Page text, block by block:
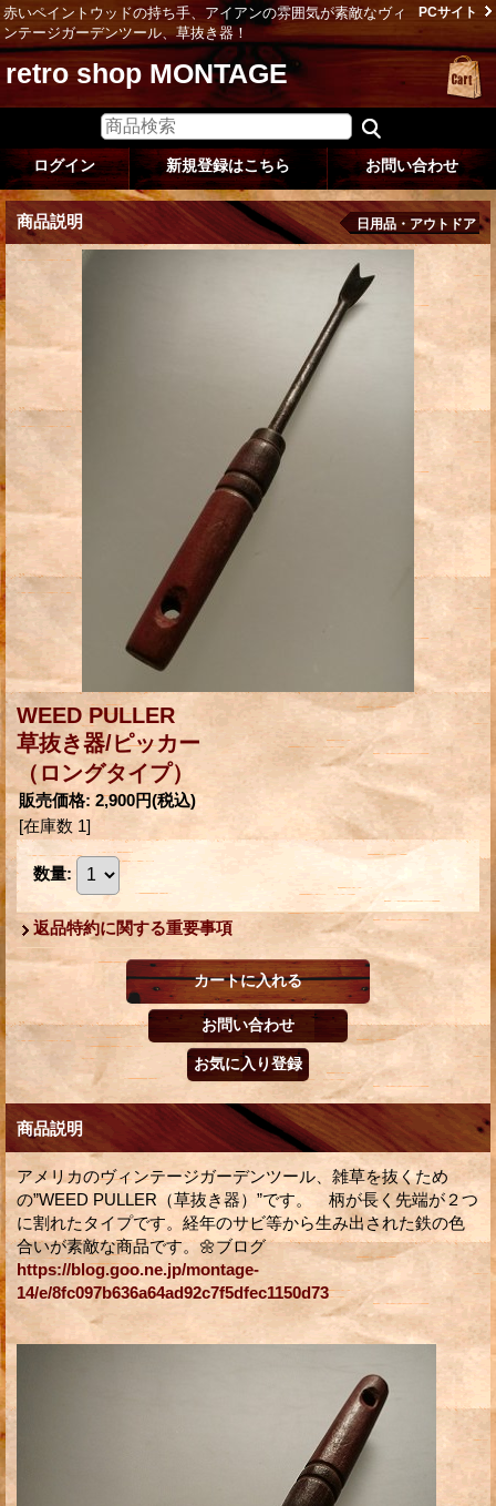
赤いペイントウッドの持ち手、アイアンの雰囲気が素敵なヴィ
ンテージガーデンツール、草抜き器！
PCサイト
retro shop MONTAGE
ログイン 新規登録はこちら お問い合わせ
商品説明 日用品・アウトドア
WEED PULLER
草抜き器/ピッカー
（ロングタイプ）
販売価格: 2,900円(税込)
[在庫数 1]
数量:
返品特約に関する重要事項
商品説明
アメリカのヴィンテージガーデンツール、雑草を抜くため
の”WEED PULLER（草抜き器）”です。 柄が長く先端が２つ
に割れたタイプです。経年のサビ等から生み出された鉄の色
合いが素敵な商品です。🌼ブログ
https://blog.goo.ne.jp/montage-
14/e/8fc097b636a64ad92c7f5dfec1150d73